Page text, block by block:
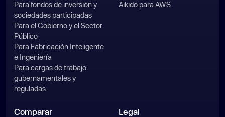
Para fondos de inversión y
sociedades participadas
Para el Gobierno y el Sector
Público
Para Fabricación Inteligente
e Ingeniería
Para cargas de trabajo
gubernamentales y
reguladas
Aikido para AWS
Comparar Legal